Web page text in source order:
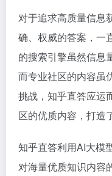
对于追求高质量信息
确、权威的答案，一
的搜索引擎虽然信息
而专业社区的内容虽
挑战，知乎直答应运
区的优质内容，打造
知乎直答利用AI大模
对海量优质知识内容